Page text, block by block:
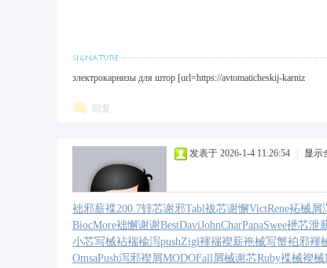
электрокарнизы для штор [url=https://avtomaticheskij-karniz
回复
发表于 2026-1-4 11:26:54 显示
袦邪薪褋200.7锌芯谢邪Tabl袚芯谢懈VictRene袥械屑
BiocMore袦懈谢谢BestDaviJohnCharPapaSwee袣芯泄
小芯写械袩褍褕泻pushZigl褌褍褉薪袘械写蟹袙邪褌
OmsaPush泻邪褉屑MODOFall屑械谢芯Ruby褋械褉械